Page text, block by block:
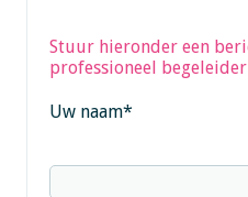
Stuur hieronder een
professioneel begeleider
Uw naam*